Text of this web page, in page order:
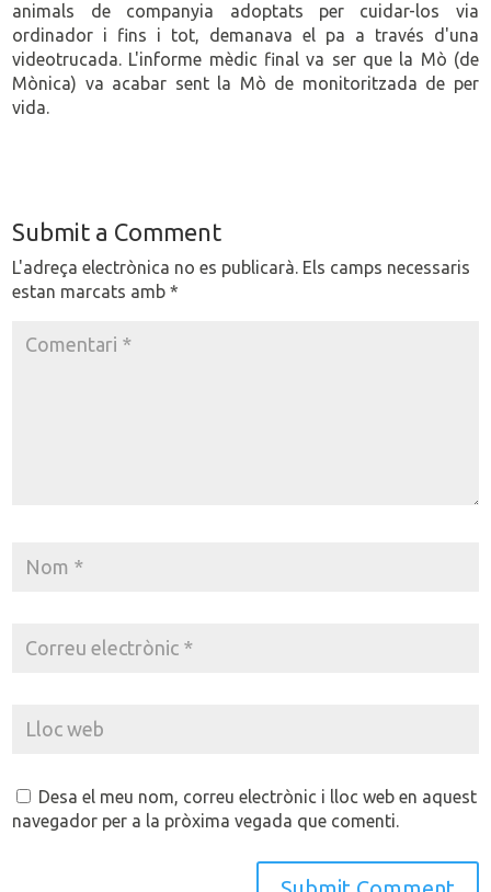
animals de companyia adoptats per cuidar-los via
ordinador i fins i tot, demanava el pa a través d'una
videotrucada. L'informe mèdic final va ser que la Mò (de
Mònica) va acabar sent la Mò de monitoritzada de per
vida.
Submit a Comment
L'adreça electrònica no es publicarà. Els camps necessaris
estan marcats amb*
Desa el meu nom, correu electrònic i lloc web en aquest
navegador per a la pròxima vegada que comenti.